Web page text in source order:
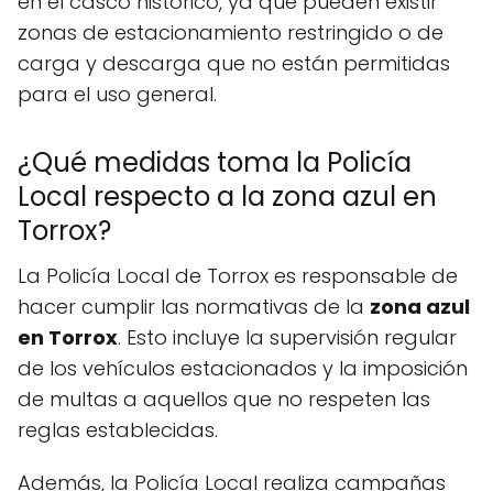
zonas de estacionamiento restringido o de
carga y descarga que no están permitidas
para el uso general.
¿Qué medidas toma la Policía
Local respecto a la zona azul en
Torrox?
La Policía Local de Torrox es responsable de
hacer cumplir las normativas de la zona azul
en Torrox. Esto incluye la supervisión regular
de los vehículos estacionados y la imposición
de multas a aquellos que no respeten las
reglas establecidas.
Además, la Policía Local realiza campañas